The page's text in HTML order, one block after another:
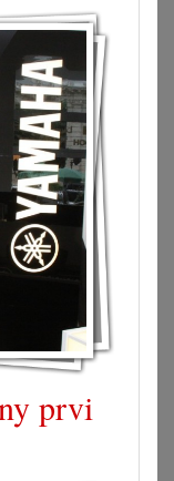
prvi